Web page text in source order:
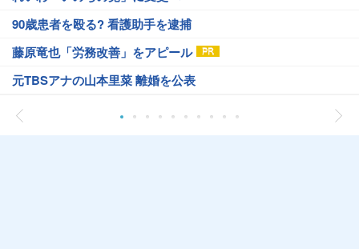
90歳患者を殴る? 看護助手を逮捕
藤原竜也「労務改善」をアピール
元TBSアナの山本里菜 離婚を公表